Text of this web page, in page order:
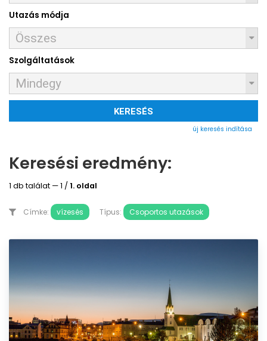
Utazás módja
Szolgáltatások
KERESÉS
új keresés indítása
Keresési eredmény:
1 db találat — 1 / 1. oldal
Címke: vízesés Típus: Csoportos utazások